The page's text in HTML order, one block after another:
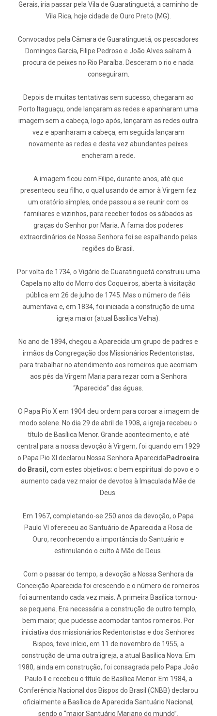
Gerais, iria passar pela Vila de Guaratinguetá, a caminho de
Vila Rica, hoje cidade de Ouro Preto (MG).
Convocados pela Câmara de Guaratinguetá, os pescadores
Domingos Garcia, Filipe Pedroso e João Alves saíram à
procura de peixes no Rio Paraíba. Desceram o rio e nada
conseguiram.
Depois de muitas tentativas sem sucesso, chegaram ao
Porto Itaguaçu, onde lançaram as redes e apanharam uma
imagem sem a cabeça, logo após, lançaram as redes outra
vez e apanharam a cabeça, em seguida lançaram
novamente as redes e desta vez abundantes peixes
encheram a rede.
A imagem ficou com Filipe, durante anos, até que
presenteou seu filho, o qual usando de amor à Virgem fez
um oratório simples, onde passou a se reunir com os
familiares e vizinhos, para receber todos os sábados as
graças do Senhor por Maria. A fama dos poderes
extraordinários de Nossa Senhora foi se espalhando pelas
regiões do Brasil.
Por volta de 1734, o Vigário de Guaratinguetá construiu uma
Capela no alto do Morro dos Coqueiros, aberta à visitação
pública em 26 de julho de 1745. Mas o número de fiéis
aumentava e, em 1834, foi iniciada a construção de uma
igreja maior (atual Basílica Velha).
No ano de 1894, chegou a Aparecida um grupo de padres e
irmãos da Congregação dos Missionários Redentoristas,
para trabalhar no atendimento aos romeiros que acorriam
aos pés da Virgem Maria para rezar com a Senhora
“Aparecida” das águas.
O Papa Pio X em 1904 deu ordem para coroar a imagem de
modo solene. No dia 29 de abril de 1908, a igreja recebeu o
título de Basílica Menor. Grande acontecimento, e até
central para a nossa devoção à Virgem, foi quando em 1929
o Papa Pio XI declarou Nossa Senhora Aparecida Padroeira
do Brasil, com estes objetivos: o bem espiritual do povo e o
aumento cada vez maior de devotos à Imaculada Mãe de
Deus.
Em 1967, completando-se 250 anos da devoção, o Papa
Paulo VI ofereceu ao Santuário de Aparecida a Rosa de
Ouro, reconhecendo a importância do Santuário e
estimulando o culto à Mãe de Deus.
Com o passar do tempo, a devoção a Nossa Senhora da
Conceição Aparecida foi crescendo e o número de romeiros
foi aumentando cada vez mais. A primeira Basílica tornou-
se pequena. Era necessária a construção de outro templo,
bem maior, que pudesse acomodar tantos romeiros. Por
iniciativa dos missionários Redentoristas e dos Senhores
Bispos, teve início, em 11 de novembro de 1955, a
construção de uma outra igreja, a atual Basílica Nova. Em
1980, ainda em construção, foi consagrada pelo Papa João
Paulo ll e recebeu o título de Basílica Menor. Em 1984, a
Conferência Nacional dos Bispos do Brasil (CNBB) declarou
oficialmente a Basílica de Aparecida Santuário Nacional,
sendo o “maior Santuário Mariano do mundo”.